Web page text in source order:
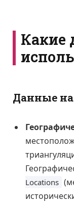
Какие
Данные на
Locations